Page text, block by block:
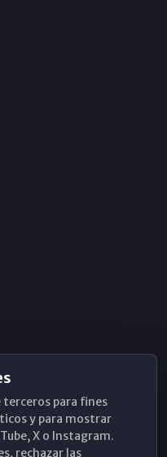
terceros para fines
y para mostrar
X o Instagram.
rechazar las